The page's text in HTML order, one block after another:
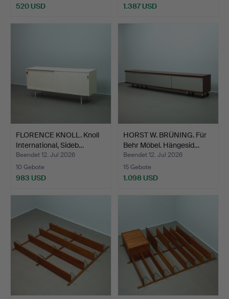
520 USD 1.387 USD
FLORENCE KNOLL. Knoll
International, Sideb…
Beendet 12. Jul 2026
10 Gebote
983 USD
HORST W. BRÜNING. Für
Behr Möbel. Hängesid…
Beendet 12. Jul 2026
15 Gebote
1.098 USD